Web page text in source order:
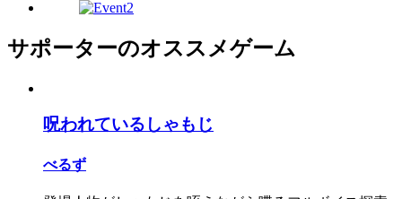
サポーターのオススメゲーム
呪われているしゃもじ
べるず